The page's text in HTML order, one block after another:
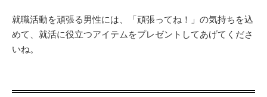
就職活動を頑張る男性には、「頑張ってね！」の気持ちを込
めて、就活に役立つアイテムをプレゼントしてあげてくださ
いね。